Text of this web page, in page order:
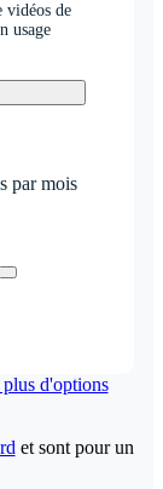
vidéos de
usage
par mois
d'options
et sont pour un